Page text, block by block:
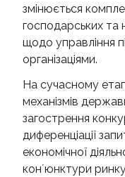
КОНТАКТИ
змінюється
господарських та
щодо управління
організаціями.
На сучасному
механізмів
загострення
диференціації
економічної
конʼюнктури